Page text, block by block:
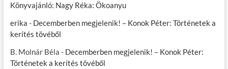
Könyvajánló: Nagy Réka: Ökoanyu
erika - Decemberben megjelenik! – Konok Péter: Történetek a
kerítés tövéből
B. Molnár Béla - Decemberben megjelenik! – Konok Péter:
Történetek a kerítés tövéből